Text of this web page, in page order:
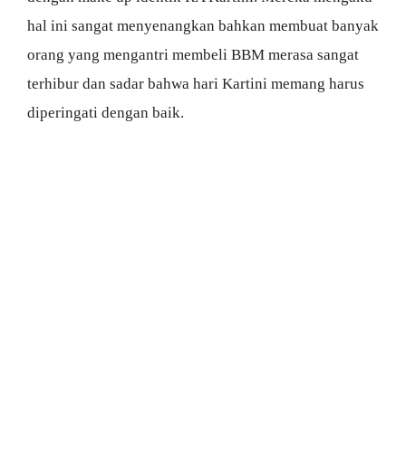
hal ini sangat menyenangkan bahkan membuat banyak
orang yang mengantri membeli BBM merasa sangat
terhibur dan sadar bahwa hari Kartini memang harus
diperingati dengan baik.